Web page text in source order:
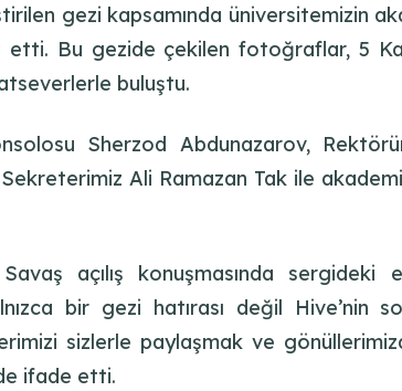
gezi kapsamında üniversitemizin
Bu gezide çekilen fotoğraflar, 5
buluştu.
Sherzod Abdunazarov,
Ali Ramazan Tak ile
açılış konuşmasında sergideki
bir gezi hatırası değil Hive’nin
sizlerle paylaşmak ve
ifade etti.